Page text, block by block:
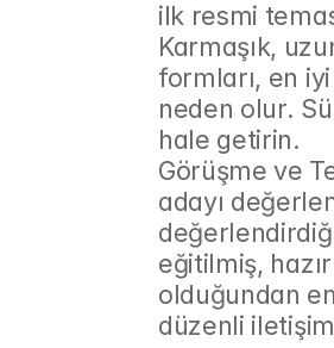
ilk resmi
Karmaşık,
formları, en
neden olur.
hale getirin.
Görüşme ve
adayı
eğitilmiş,
olduğundan
düzenli